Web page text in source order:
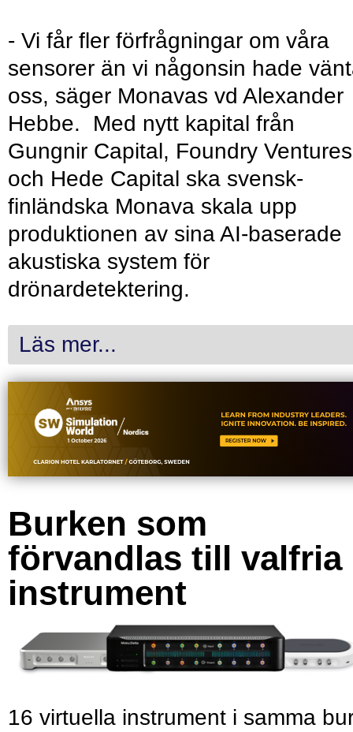
- Vi får fler förfrågningar om våra
sensorer än vi någonsin hade
oss, säger Monavas vd Alexander
Hebbe. Med nytt kapital från
Gungnir Capital, Foundry Ventures
och Hede Capital ska svensk-
finländska Monava skala upp
produktionen av sina AI-baserade
akustiska system för
drönardetektering.
Läs mer...
Burken som
förvandlas till valfria
instrument
16 virtuella instrument i samma